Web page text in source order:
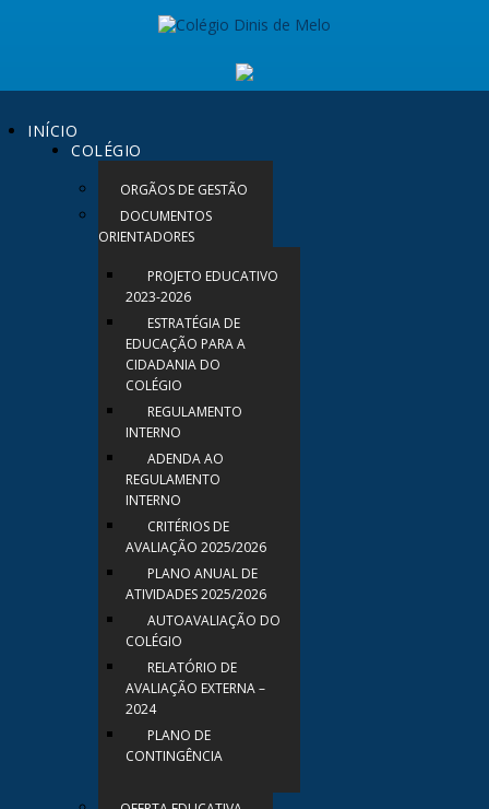
INÍCIO
COLÉGIO
ORGÃOS DE GESTÃO
DOCUMENTOS
ORIENTADORES
PROJETO EDUCATIVO
2023-2026
ESTRATÉGIA DE
EDUCAÇÃO PARA A
CIDADANIA DO
COLÉGIO
REGULAMENTO
INTERNO
ADENDA AO
REGULAMENTO
INTERNO
CRITÉRIOS DE
AVALIAÇÃO 2025/2026
PLANO ANUAL DE
ATIVIDADES 2025/2026
AUTOAVALIAÇÃO DO
COLÉGIO
RELATÓRIO DE
AVALIAÇÃO EXTERNA –
2024
PLANO DE
CONTINGÊNCIA